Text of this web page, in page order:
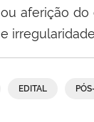
ou aferição do
e
EDITAL